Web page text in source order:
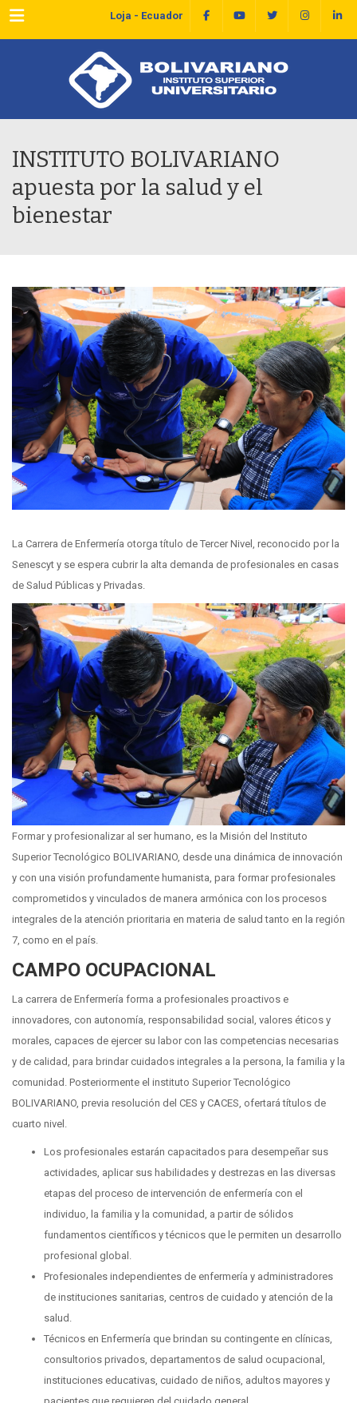
Menu Loja - Ecuador
INSTITUTO BOLIVARIANO
apuesta por la salud y el
bienestar
La Carrera de Enfermería otorga título de Tercer Nivel, reconocido por la
Senescyt y se espera cubrir la alta demanda de profesionales en casas
de Salud Públicas y Privadas.
Formar y profesionalizar al ser humano, es la Misión del Instituto
Superior Tecnológico BOLIVARIANO, desde una dinámica de innovación
y con una visión profundamente humanista, para formar profesionales
comprometidos y vinculados de manera armónica con los procesos
integrales de la atención prioritaria en materia de salud tanto en la región
7, como en el país.
CAMPO OCUPACIONAL
La carrera de Enfermería forma a profesionales proactivos e
innovadores, con autonomía, responsabilidad social, valores éticos y
morales, capaces de ejercer su labor con las competencias necesarias
y de calidad, para brindar cuidados integrales a la persona, la familia y la
comunidad. Posteriormente el instituto Superior Tecnológico
BOLIVARIANO, previa resolución del CES y CACES, ofertará títulos de
cuarto nivel.
Los profesionales estarán capacitados para desempeñar sus
actividades, aplicar sus habilidades y destrezas en las diversas
etapas del proceso de intervención de enfermería con el
individuo, la familia y la comunidad, a partir de sólidos
fundamentos científicos y técnicos que le permiten un desarrollo
profesional global.
Profesionales independientes de enfermería y administradores
de instituciones sanitarias, centros de cuidado y atención de la
salud.
Técnicos en Enfermería que brindan su contingente en clínicas,
consultorios privados, departamentos de salud ocupacional,
instituciones educativas, cuidado de niños, adultos mayores y